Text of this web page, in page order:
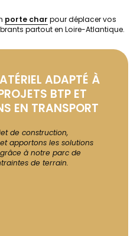
porte char pour déplacer vos
partout en Loire-Atlantique.
ADAPTÉ À
BTP ET
EN TRANSPORT
de construction,
apportons les solutions
à notre parc de
de terrain.